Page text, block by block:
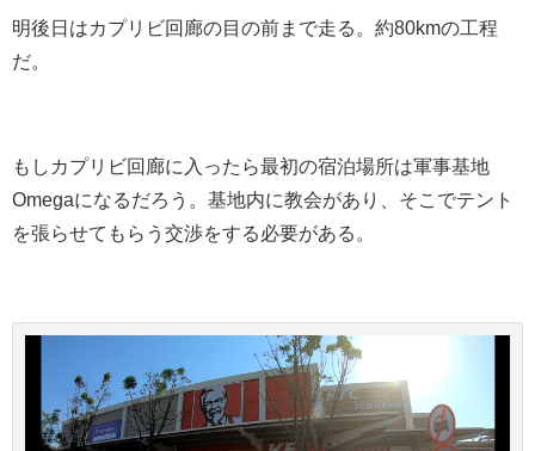
明後日はカプリビ回廊の目の前まで走る。約80kmの工程
だ。
もしカプリビ回廊に入ったら最初の宿泊場所は軍事基地
Omegaになるだろう。基地内に教会があり、そこでテント
を張らせてもらう交渉をする必要がある。